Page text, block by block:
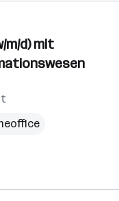
m/d) mit